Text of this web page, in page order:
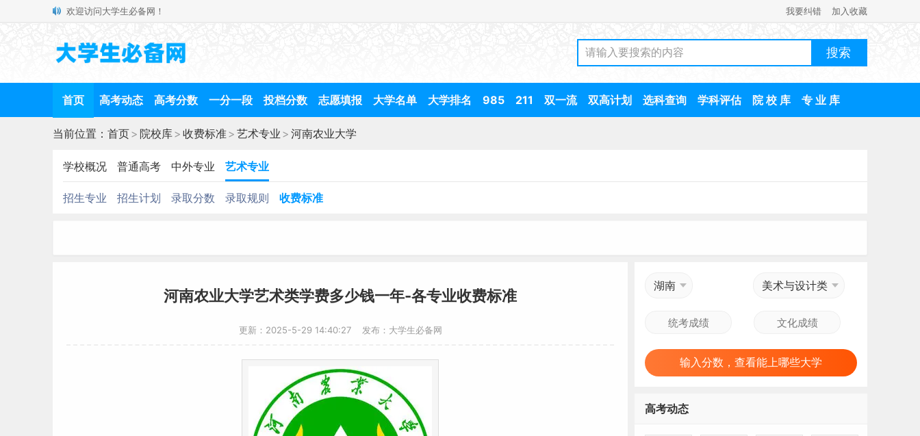
欢迎访问大学生必备网！ 我要纠错 加入收藏
首页 高考动态 高考分数 一分一段 投档分数 志愿填报 大学名单 大学排名 985 211 双一流 双高计划 选科查询 学科评估 院 校 库 专 业 库
当前位置： 首页> 院校库> 收费标准> 艺术专业 > 河南农业大学
学校概况 普通高考 中外专业 艺术专业
招生专业 招生计划 录取分数 录取规则 收费标准
河南农业大学艺术类学费多少钱一年-各专业收费标准
更新：2025-5-29 14:40:27 发布：大学生必备网
湖南 美术与设计类
输入分数，查看能上哪些大学
高考动态